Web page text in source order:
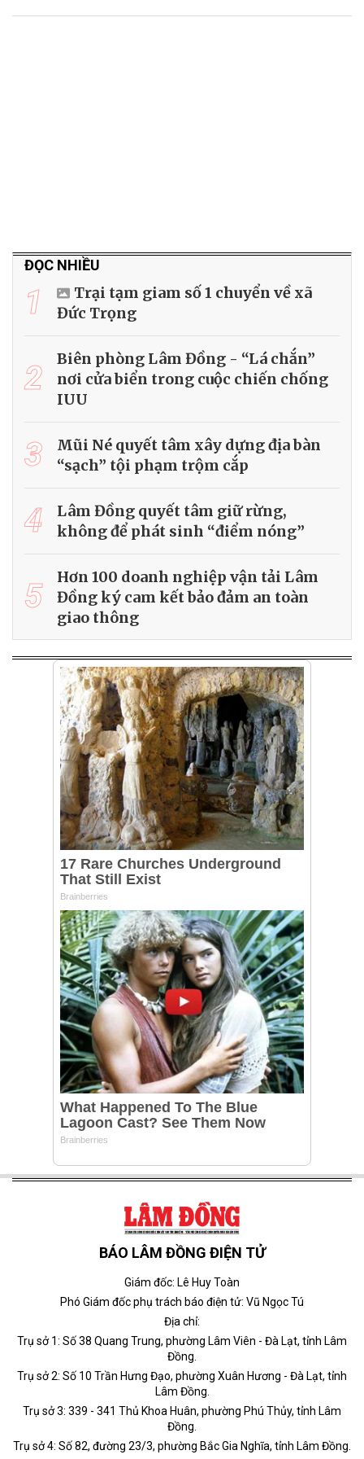
ĐỌC NHIỀU
1
Trại tạm giam số 1 chuyển về xã
Đức Trọng
2
Biên phòng Lâm Đồng - “Lá chắn”
nơi cửa biển trong cuộc chiến chống
IUU
3
Mũi Né quyết tâm xây dựng địa bàn
“sạch” tội phạm trộm cắp
4
Lâm Đồng quyết tâm giữ rừng,
không để phát sinh “điểm nóng”
5
Hơn 100 doanh nghiệp vận tải Lâm
Đồng ký cam kết bảo đảm an toàn
giao thông
BÁO LÂM ĐỒNG ĐIỆN TỬ
Giám đốc: Lê Huy Toàn
Phó Giám đốc phụ trách báo điện tử: Vũ Ngọc Tú
Địa chỉ:
Trụ sở 1: Số 38 Quang Trung, phường Lâm Viên - Đà Lạt, tỉnh Lâm
Đồng.
Trụ sở 2: Số 10 Trần Hưng Đạo, phường Xuân Hương - Đà Lạt, tỉnh
Lâm Đồng.
Trụ sở 3: 339 - 341 Thủ Khoa Huân, phường Phú Thủy, tỉnh Lâm
Đồng.
Trụ sở 4: Số 82, đường 23/3, phường Bắc Gia Nghĩa, tỉnh Lâm Đồng.